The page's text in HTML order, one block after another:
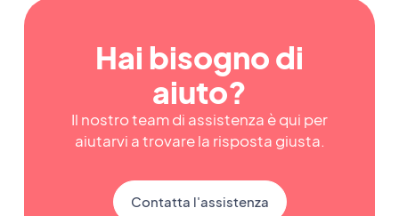
Hai bisogno di
aiuto?
Il nostro team di assistenza è qui per
aiutarvi a trovare la risposta giusta.
Contatta l'assistenza